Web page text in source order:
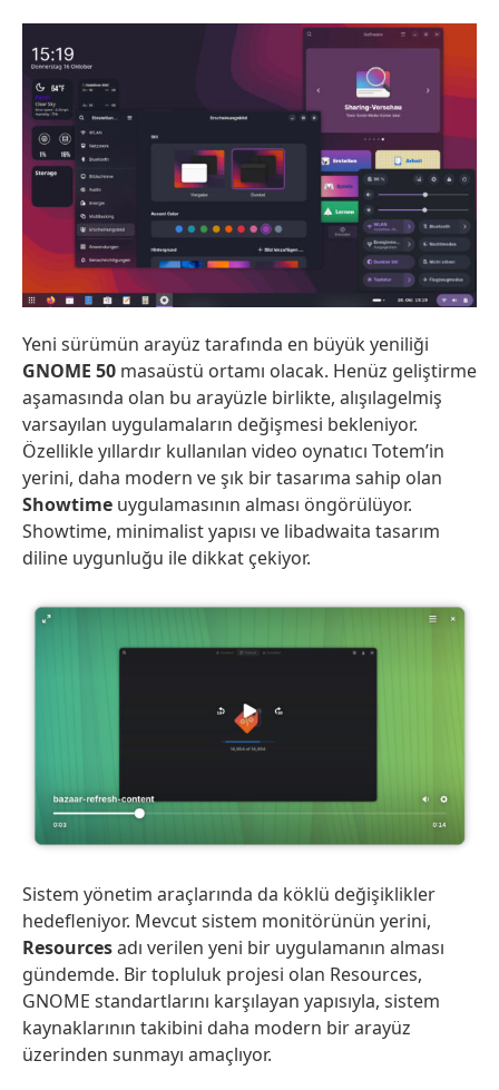
Yeni sürümün arayüz tarafında en büyük yeniliği
GNOME 50 masaüstü ortamı olacak. Henüz geliştirme
aşamasında olan bu arayüzle birlikte, alışılagelmiş
varsayılan uygulamaların değişmesi bekleniyor.
Özellikle yıllardır kullanılan video oynatıcı Totem’in
yerini, daha modern ve şık bir tasarıma sahip olan
Showtime uygulamasının alması öngörülüyor.
Showtime, minimalist yapısı ve libadwaita tasarım
diline uygunluğu ile dikkat çekiyor.
Sistem yönetim araçlarında da köklü değişiklikler
hedefleniyor. Mevcut sistem monitörünün yerini,
Resourcesadı verilen yeni bir uygulamanın alması
gündemde. Bir topluluk projesi olan Resources,
GNOME standartlarını karşılayan yapısıyla, sistem
kaynaklarının takibini daha modern bir arayüz
üzerinden sunmayı amaçlıyor.